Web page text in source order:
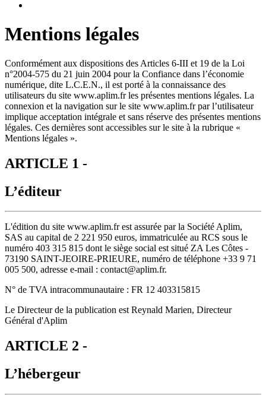
Mentions légales
Conformément aux dispositions des Articles 6-III et 19 de la Loi
n°2004-575 du 21 juin 2004 pour la Confiance dans l’économie
numérique, dite L.C.E.N., il est porté à la connaissance des
utilisateurs du site www.aplim.fr les présentes mentions légales. La
connexion et la navigation sur le site www.aplim.fr par l’utilisateur
implique acceptation intégrale et sans réserve des présentes mentions
légales. Ces dernières sont accessibles sur le site à la rubrique «
Mentions légales ».
ARTICLE 1 -
L’éditeur
L'édition du site www.aplim.fr est assurée par la Société Aplim,
SAS au capital de 2 221 950 euros, immatriculée au RCS sous le
numéro 403 315 815 dont le siège social est situé ZA Les Côtes -
73190 SAINT-JEOIRE-PRIEURE, numéro de téléphone +33 9 71
005 500, adresse e-mail : contact@aplim.fr.
N° de TVA intracommunautaire : FR 12 403315815
Le Directeur de la publication est Reynald Marien, Directeur
Général d'Aplim
ARTICLE 2 -
L’hébergeur